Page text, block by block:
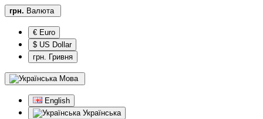
грн. Валюта
€ Euro
$ US Dollar
грн. Гривня
Мова
English
Українська